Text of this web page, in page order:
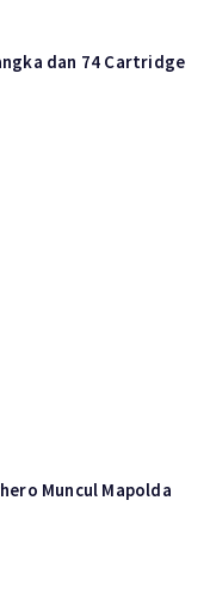
dan 74 Cartridge
Muncul Mapolda